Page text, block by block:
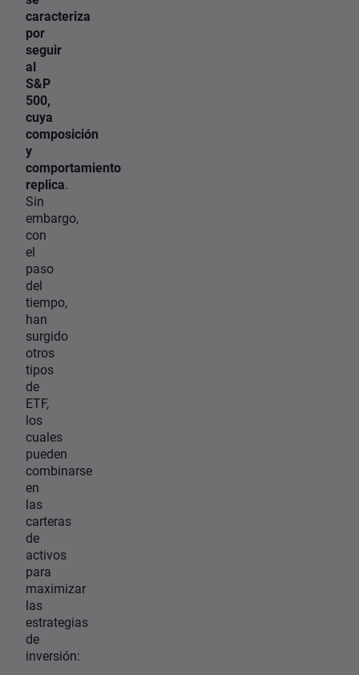
caracteriza
por
seguir
al
S&P
500,
cuya
composición
y
comportamiento
replica.
Sin
embargo,
con
el
paso
del
tiempo,
han
surgido
otros
tipos
de
ETF,
los
cuales
pueden
combinarse
en
las
carteras
de
activos
para
maximizar
las
estrategias
de
inversión: